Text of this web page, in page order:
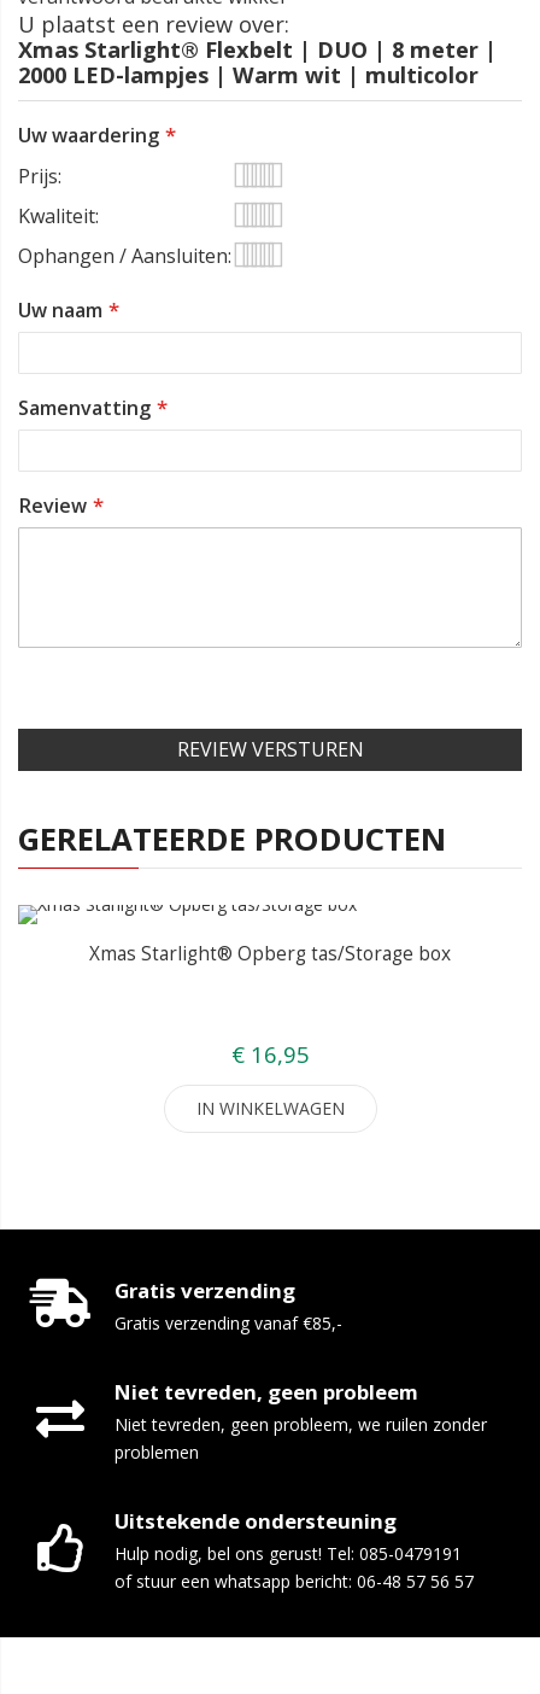
U plaatst een review over:
Xmas Starlight® Flexbelt | DUO | 8 meter |
2000 LED-lampjes | Warm wit | multicolor
Uw waardering
Prijs
1
star
2
stars
3
stars
4
stars
5
stars
Kwaliteit
1
2
3
4
5
Ophangen / Aansluiten
Uw naam
Samenvatting
Review
REVIEW VERSTUREN
GERELATEERDE PRODUCTEN
Xmas Starlight® Opberg tas/Storage box
€ 16,95
IN WINKELWAGEN
Gratis verzending
Gratis verzending vanaf €85,-
Niet tevreden, geen probleem
Niet tevreden, geen probleem, we ruilen zonder
problemen
Uitstekende ondersteuning
Hulp nodig, bel ons gerust! Tel: 085-0479191
of stuur een whatsapp bericht: 06-48 57 56 57